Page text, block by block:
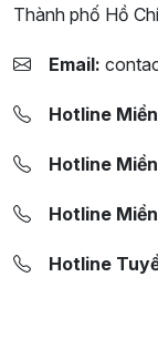
Thành phố Hồ
Email:
Hotline
Hotline
Hotline
Hotline